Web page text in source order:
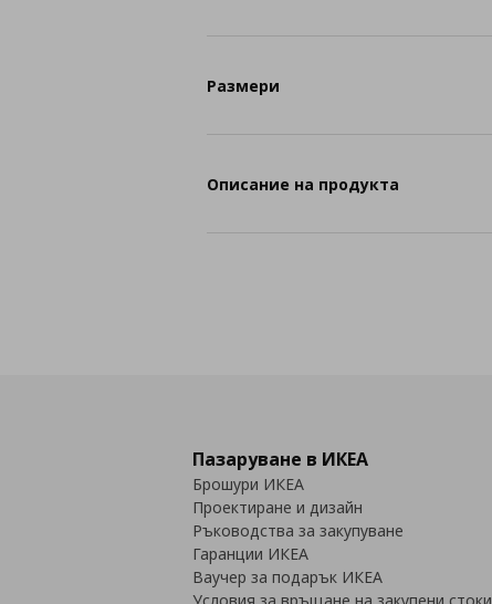
Размери
Описание на продукта
Пазаруване в ИКЕА
Брошури ИКЕА
Проектиране и дизайн
Ръководства за закупуване
Гаранции ИКЕА
Ваучер за подарък ИКЕА